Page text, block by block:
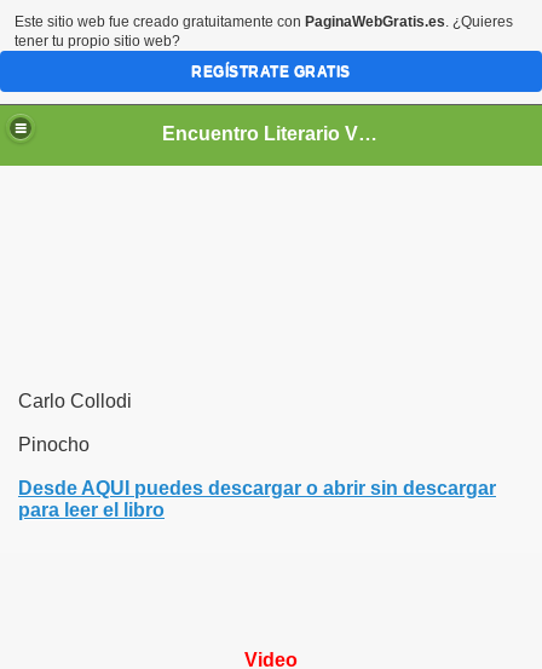
Encuentro Literario Virtual
Carlo Collodi
Pinocho
Desde AQUI puedes descargar o abrir sin descargar
para leer el libro
Video
Este sitio web fue creado gratuitamente con PaginaWebGratis.es. ¿Quieres
tener tu propio sitio web?
REGÍSTRATE GRATIS